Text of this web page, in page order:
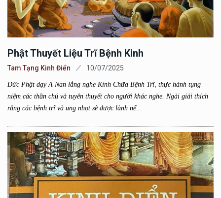
Phật Thuyết Liệu Trĩ Bệnh Kinh
Tam Tạng Kinh Điển 10/07/2025
Đức Phật dạy A Nan lắng nghe Kinh Chữa Bệnh Trĩ, thực hành tụng
niệm các thần chú và tuyên thuyết cho người khác nghe. Ngài giải thích
rằng các bệnh trĩ và ung nhọt sẽ được lành nế...